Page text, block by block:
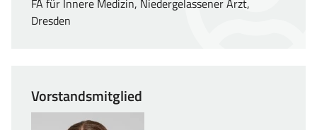
FA für Innere Medizin, Niedergelassener Arzt,
Dresden
Vorstandsmitglied